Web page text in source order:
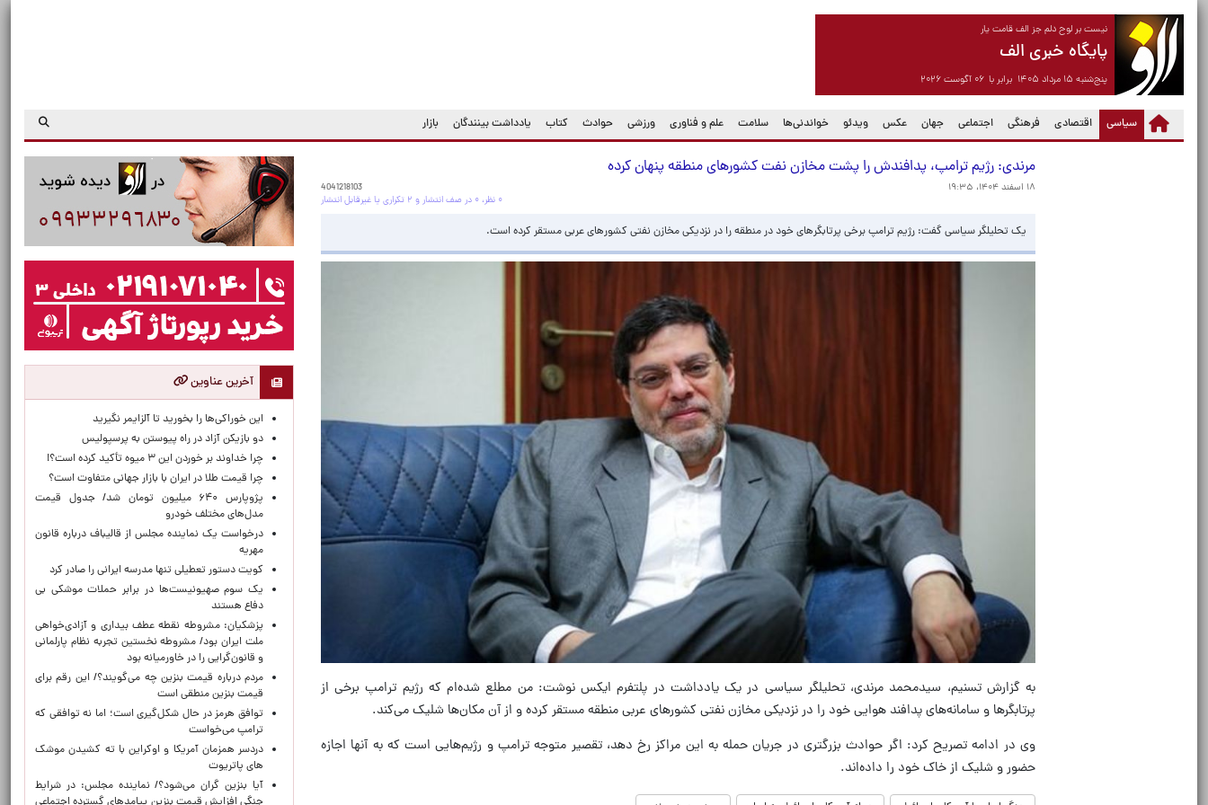
نیست بر لوح دلم جز الف قامت یار
پایگاه خبری الف
پنج‌شنبه ۱۵ مرداد ۱۴۰۵ برابر با ۰۶ آگوست ۲۰۲۶
سیاسی
(current) اقتصادی فرهنگی اجتماعی جهان عکس ویدئو خواندنی‌ها سلامت علم و فناوری ورزشی حوادث کتاب یادداشت بینندگان بازار
مرندی: رژیم ترامپ، پدافندش را پشت مخازن نفت کشورهای منطقه پنهان کرده
۱۸ اسفند ۱۴۰۴، ۱۹:۳۵
4041218103
۰ نظر، ۰ در صف انتشار و ۲ تکراری یا غیرقابل انتشار
یک تحلیلگر سیاسی گفت: رژیم ترامپ برخی پرتابگرهای خود در منطقه را در نزدیکی مخازن نفتی کشورهای عربی مستقر کرده است.
به گزارش تسنیم، سیدمحمد مرندی، تحلیلگر سیاسی در یک یادداشت در پلتفرم ایکس نوشت: من مطلع شده‌ام که رژیم ترامپ برخی از
پرتابگرها و سامانه‌های پدافند هوایی خود را در نزدیکی مخازن نفتی کشورهای عربی منطقه مستقر کرده و از آن مکان‌ها شلیک می‌کند.
وی در ادامه تصریح کرد: اگر حوادث بزرگتری در جریان حمله به این مراکز رخ ​​دهد، تقصیر متوجه ترامپ و رژیم‌هایی است که به آنها اجازه
حضور و شلیک از خاک خود را داده‌اند.
آخرین عناوین
این خوراکی‌ها را بخورید تا آلزایمر نگیرید
دو بازیکن آزاد در راه پیوستن به پرسپولیس
چرا خداوند بر خوردن این ۳ میوه تأکید کرده است؟!
چرا قیمت طلا در ایران با بازار جهانی متفاوت است؟
پژوپارس ۶۴۰ میلیون تومان شد/ جدول قیمت
مدل‌های مختلف خودرو
درخواست یک نماینده مجلس از قالیباف درباره قانون
مهریه
کویت دستور تعطیلی تنها مدرسه ایرانی را صادر کرد
یک‌ سوم صهیونیست‌ها در برابر حملات موشکی بی
دفاع هستند
پزشکیان: مشروطه نقطه عطف بیداری و آزادی‌خواهی
ملت ایران بود/ مشروطه نخستین تجربه نظام پارلمانی
و قانون‌گرایی را در خاورمیانه بود
مردم درباره قیمت بنزین چه می‌گویند؟/ این رقم برای
قیمت بنزین منطقی است
توافق هرمز در حال شکل‌گیری است؛ اما نه توافقی که
ترامپ می‌خواست
دردسر همزمان آمریکا و اوکراین با ته کشیدن موشک
های پاتریوت
آیا بنزین گران می‌شود؟/ نماینده مجلس: در شرایط